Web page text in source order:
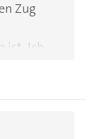
Zug
ist. Ich
soll